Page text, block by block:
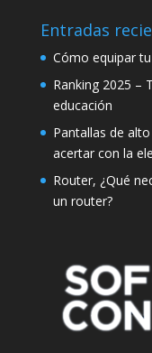
Entradas
Cómo equipar
Ranking 2025 –
educación
Pantallas de
acertar con la
Router, ¿Qué
un router?